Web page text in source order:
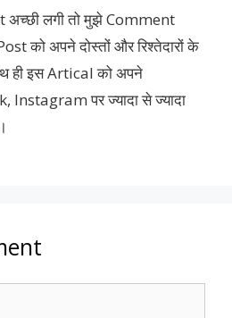
अच्छी लगी तो मुझे Comment
को अपने दोस्तों और रिश्तेदारों के
ही इस Artical को अपने
पर ज्यादा से ज्यादा